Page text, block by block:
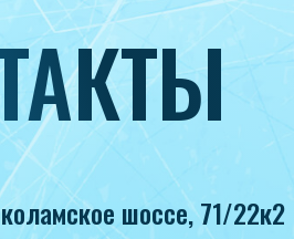
шоссе, 71/22к2